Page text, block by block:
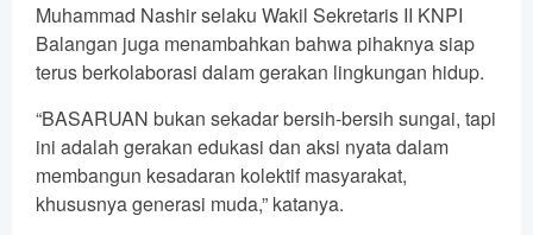
Muhammad Nashir selaku Wakil Sekretaris II KNPI
Balangan juga menambahkan bahwa pihaknya siap
terus berkolaborasi dalam gerakan lingkungan hidup.
“BASARUAN bukan sekadar bersih-bersih sungai, tapi
ini adalah gerakan edukasi dan aksi nyata dalam
membangun kesadaran kolektif masyarakat,
khususnya generasi muda,” katanya.